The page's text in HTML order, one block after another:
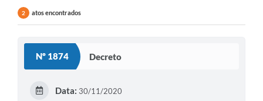
2 atos encontrados
Nº 1874 Decreto
Data: 30/11/2020